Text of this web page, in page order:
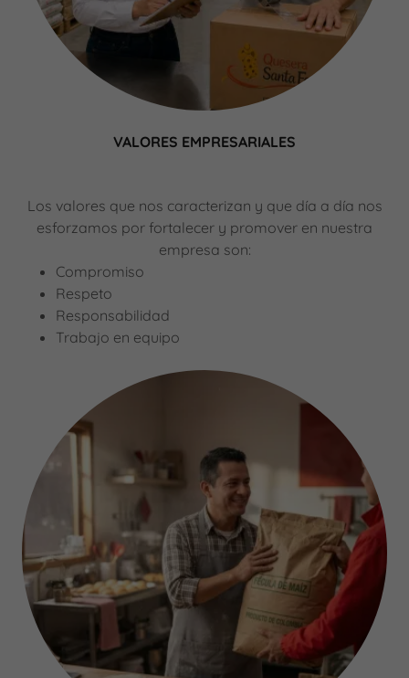
VALORES EMPRESARIALES
Los valores que nos caracterizan y que día a día nos
esforzamos por fortalecer y promover en nuestra
empresa son:
Compromiso
Respeto
Responsabilidad
Trabajo en equipo